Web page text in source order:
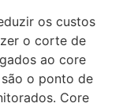
os custos
o corte de
ao core
o ponto de
Core